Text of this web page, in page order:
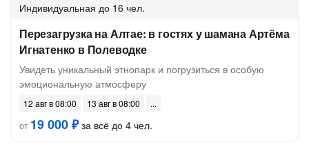
Индивидуальная до 16 чел.
Перезагрузка на Алтае: в гостях у шамана Артёма
Игнатенко в Полеводке
Увидеть уникальный этнопарк и погрузиться в особую
эмоциональную атмосферу
12 авг в 08:00
13 авг в 08:00
от 19 000 ₽за всё до 4 чел.